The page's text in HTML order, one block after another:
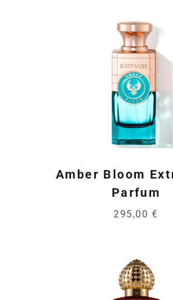
Amber Bloom
Parfum
295,00 €